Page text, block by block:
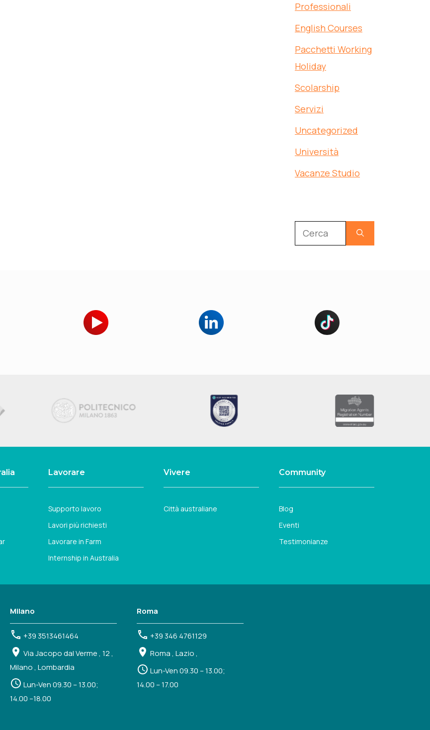
Professionali
English Courses
Pacchetti Working
Holiday
Scolarship
Servizi
Uncategorized
Università
Vacanze Studio
Ricerca
per:
Lavorare
Supporto lavoro
Lavori più richiesti
Lavorare in Farm
Internship in Australia
Vivere
Città australiane
Community
Blog
Eventi
Testimonianze
Milano
+39 3513461464
Via Jacopo dal Verme , 12 ,
Milano , Lombardia
Lun-Ven 09.30 – 13.00;
14.00 –18.00
Roma
+39 346 4761129
Roma , Lazio ,
Lun-Ven 09.30 – 13.00;
14.00 – 17.00